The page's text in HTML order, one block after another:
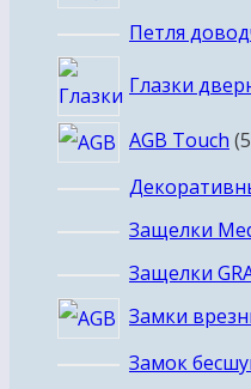
Петля
Глазки
AGB Touch 5
Защелки
Защелки
Замки
Замок